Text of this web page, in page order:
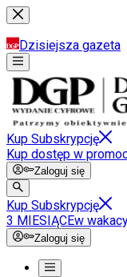
Dzisiejsza gazeta
Kup Subskrypcję
Kup dostęp w
Zaloguj się
Kup Subskrypcję
3 MIESIĄCEw
Zaloguj się